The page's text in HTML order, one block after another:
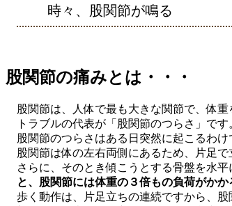
時々、股関節が鳴る
股関節の痛みとは・・・
股関節は、人体で最も大きな関節で、体重
トラブルの代表が「股関節のつらさ」です
股関節のつらさはある日突然に起こるわ
股関節は体の左右両側にあるため、片足
さらに、そのとき傾こうとする骨盤を水
と、股関節には体重の３倍もの負荷がかか
歩く動作は、片足立ちの連続ですから、